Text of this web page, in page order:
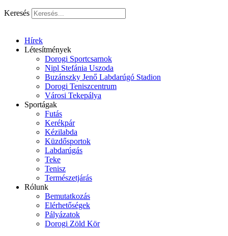
Keresés
Hírek
Létesítmények
Dorogi Sportcsarnok
Nipl Stefánia Uszoda
Buzánszky Jenő Labdarúgó Stadion
Dorogi Teniszcentrum
Városi Tekepálya
Sportágak
Futás
Kerékpár
Kézilabda
Küzdősportok
Labdarúgás
Teke
Tenisz
Természetjárás
Rólunk
Bemutatkozás
Elérhetőségek
Pályázatok
Dorogi Zöld Kör